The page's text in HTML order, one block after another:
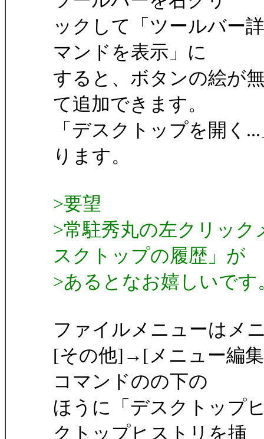
ックして「ツールバー
マンドを表示」に
すると、ボタンの絵が
て追加できます。
「デスクトップを開く
ります。
>要望
>常駐秀丸の左クリッ
スクトップの履歴」が
>あるとなお嬉しいです
ファイルメニューはメ
[その他]→[メニュー編
コマンドのの下の
ほうに「デスクトップ
クトップヒストリを挿